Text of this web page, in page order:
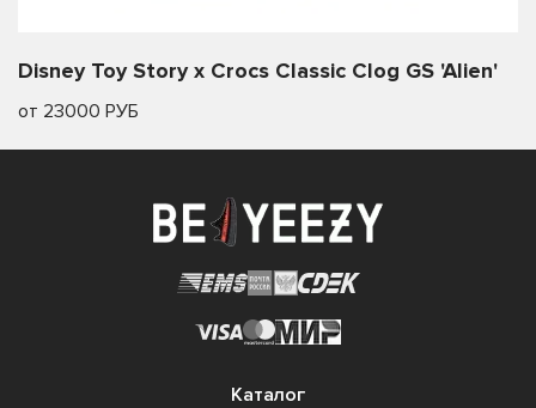
Disney Toy Story x Crocs Classic Clog GS 'Alien'
от 23000 РУБ
Каталог